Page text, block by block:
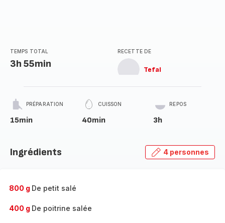
TEMPS TOTAL
3h 55min
RECETTE DE
Tefal
PRÉPARATION
15min
CUISSON
40min
REPOS
3h
Ingrédients 4 personnes
800 g De petit salé
400 g De poitrine salée